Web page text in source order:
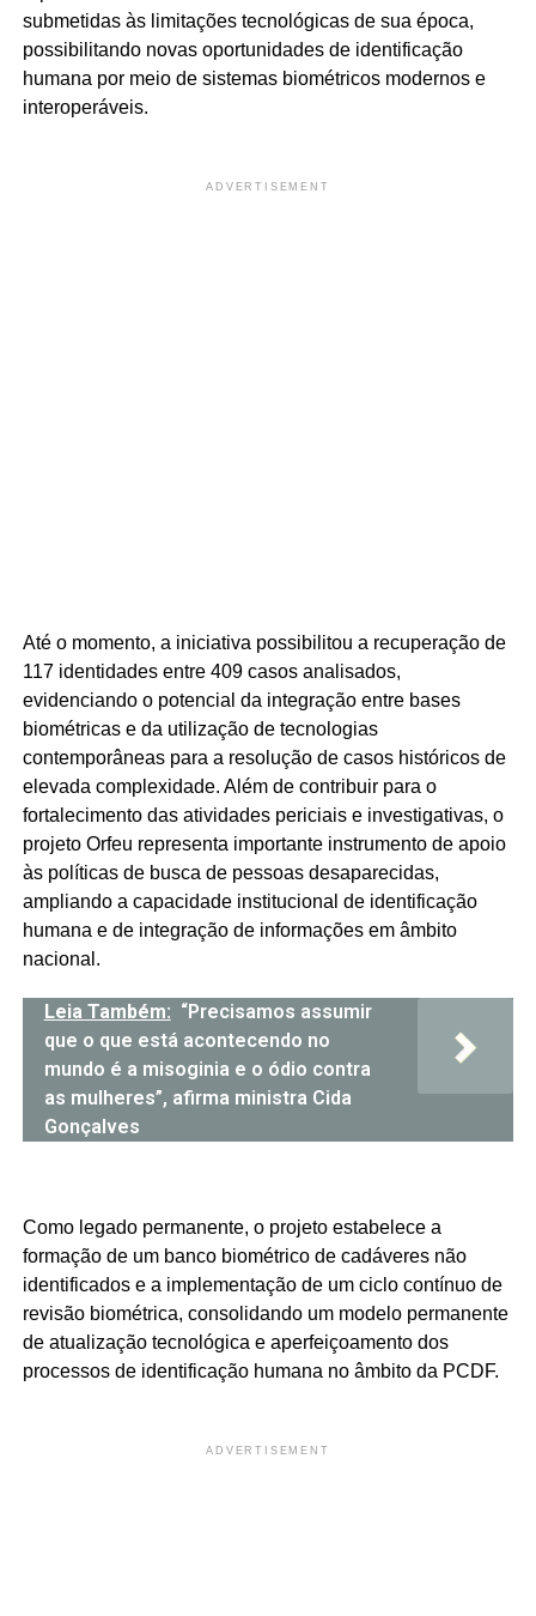
submetidas às limitações tecnológicas de sua época,
possibilitando novas oportunidades de identificação
humana por meio de sistemas biométricos modernos e
interoperáveis.
ADVERTISEMENT
Até o momento, a iniciativa possibilitou a recuperação de
117 identidades entre 409 casos analisados,
evidenciando o potencial da integração entre bases
biométricas e da utilização de tecnologias
contemporâneas para a resolução de casos históricos de
elevada complexidade. Além de contribuir para o
fortalecimento das atividades periciais e investigativas, o
projeto Orfeu representa importante instrumento de apoio
às políticas de busca de pessoas desaparecidas,
ampliando a capacidade institucional de identificação
humana e de integração de informações em âmbito
nacional.
Leia Também: “Precisamos assumir
que o que está acontecendo no
mundo é a misoginia e o ódio contra
as mulheres”, afirma ministra Cida
Gonçalves
Como legado permanente, o projeto estabelece a
formação de um banco biométrico de cadáveres não
identificados e a implementação de um ciclo contínuo de
revisão biométrica, consolidando um modelo permanente
de atualização tecnológica e aperfeiçoamento dos
processos de identificação humana no âmbito da PCDF.
ADVERTISEMENT